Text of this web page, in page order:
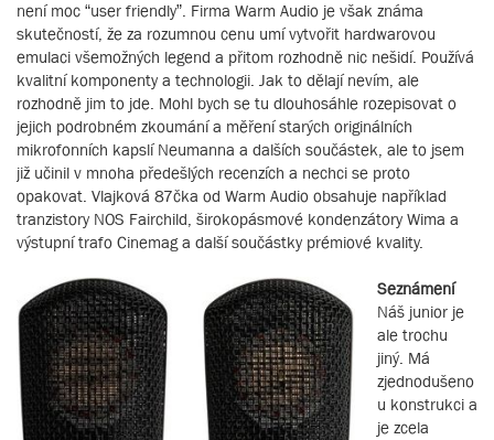
není moc “user friendly”. Firma Warm Audio je však známa
skutečností, že za rozumnou cenu umí vytvořit hardwarovou
emulaci všemožných legend a přitom rozhodně nic nešidí. Používá
kvalitní komponenty a technologii. Jak to dělají nevím, ale
rozhodně jim to jde. Mohl bych se tu dlouhosáhle rozepisovat o
jejich podrobném zkoumání a měření starých originálních
mikrofonních kapslí Neumanna a dalších součástek, ale to jsem
již učinil v mnoha předešlých recenzích a nechci se proto
opakovat. Vlajková 87čka od Warm Audio obsahuje například
tranzistory NOS Fairchild, širokopásmové kondenzátory Wima a
výstupní trafo Cinemag a další součástky prémiové kvality.
Seznámení
Náš junior je
ale trochu
jiný. Má
zjednodušeno
u konstrukci a
je zcela